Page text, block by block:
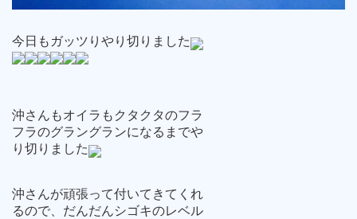
今日もガッツりやり切りました
沖さんもオイラもクタクタのフラ
フラのグラングランになるまでや
り切りました
沖さんが頑張って付いてきてくれ
るので、だんだんシゴキのレベル